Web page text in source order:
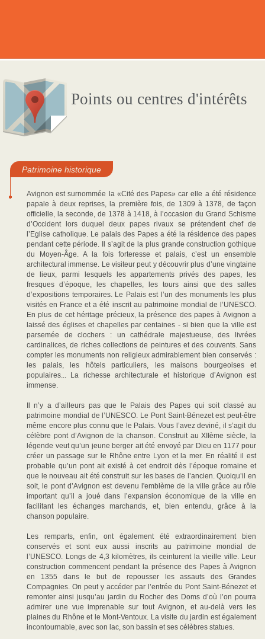
Points ou centres d'intérêts
Patrimoine historique
Avignon est surnommée la «Cité des Papes» car elle a été résidence
papale à deux reprises, la première fois, de 1309 à 1378, de façon
officielle, la seconde, de 1378 à 1418, à l’occasion du Grand Schisme
d’Occident lors duquel deux papes rivaux se prétendent chef de
l’Eglise catholique. Le palais des Papes a été la résidence des papes
pendant cette période. Il s’agit de la plus grande construction gothique
du Moyen-Âge. A la fois forteresse et palais, c’est un ensemble
architectural immense. Le visiteur peut y découvrir plus d’une vingtaine
de lieux, parmi lesquels les appartements privés des papes, les
fresques d’époque, les chapelles, les tours ainsi que des salles
d’expositions temporaires. Le Palais est l’un des monuments les plus
visités en France et a été inscrit au patrimoine mondial de l’UNESCO.
En plus de cet héritage précieux, la présence des papes à Avignon a
laissé des églises et chapelles par centaines - si bien que la ville est
parsemée de clochers : un cathédrale majestueuse, des livrées
cardinalices, de riches collections de peintures et des couvents. Sans
compter les monuments non religieux admirablement bien conservés :
les palais, les hôtels particuliers, les maisons bourgeoises et
populaires... La richesse architecturale et historique d’Avignon est
immense.
Il n’y a d’ailleurs pas que le Palais des Papes qui soit classé au
patrimoine mondial de l’UNESCO. Le Pont Saint-Bénezet est peut-être
même encore plus connu que le Palais. Vous l’avez deviné, il s’agit du
célèbre pont d’Avignon de la chanson. Construit au XIIème siècle, la
légende veut qu’un jeune berger ait été envoyé par Dieu en 1177 pour
créer un passage sur le Rhône entre Lyon et la mer. En réalité il est
probable qu’un pont ait existé à cet endroit dès l’époque romaine et
que le nouveau ait été construit sur les bases de l’ancien. Quoiqu’il en
soit, le pont d’Avignon est devenu l'emblème de la ville grâce au rôle
important qu’il a joué dans l’expansion économique de la ville en
facilitant les échanges marchands, et, bien entendu, grâce à la
chanson populaire.
Les remparts, enfin, ont également été extraordinairement bien
conservés et sont eux aussi inscrits au patrimoine mondial de
l’UNESCO. Longs de 4,3 kilomètres, ils ceinturent la vieille ville. Leur
construction commencent pendant la présence des Papes à Avignon
en 1355 dans le but de repousser les assauts des Grandes
Compagnies. On peut y accéder par l’entrée du Pont Saint-Bénezet et
remonter ainsi jusqu’au jardin du Rocher des Doms d’où l’on pourra
admirer une vue imprenable sur tout Avignon, et au-delà vers les
plaines du Rhône et le Mont-Ventoux. La visite du jardin est également
incontournable, avec son lac, son bassin et ses célèbres statues.